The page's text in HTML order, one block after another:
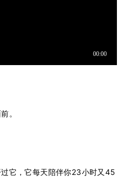
。
它，它每天陪伴你23小时又45